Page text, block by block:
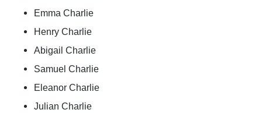
Emma Charlie
Henry Charlie
Abigail Charlie
Samuel Charlie
Eleanor Charlie
Julian Charlie